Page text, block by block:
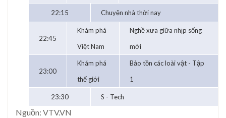
22:15 Chuyện nhà thời nay
22:45
Khám phá
Việt Nam
Nghề xưa giữa nhịp sống
mới
23:00
Khám phá
thế giới
Bảo tồn các loài vật - Tập
1
23:30 S - Tech
Nguồn: VTV.VN